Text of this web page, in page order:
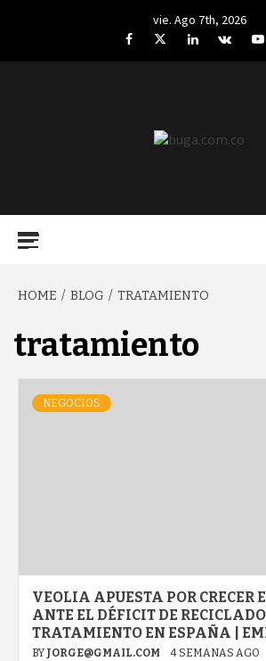
vie. Ago 7th, 2026
FacebookTwitterLinkedIn
VK
HOME BLOG TRATAMIENTO
tratamiento
NEGOCIOS
VEOLIA APUESTA POR CRECER
ANTE EL DÉFICIT DE
TRATAMIENTO EN ESPAÑA |
BY JORGE@GMAIL.COM 4 SEMANAS AGO